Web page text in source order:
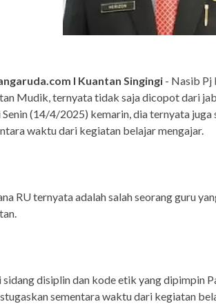
I Kuantan Singingi - Nasib Pj
Mudik, ternyata tidak saja dicopot dari
Senin (14/4/2025) kemarin, dia ternyata
waktu dari kegiatan belajar mengajar.
RU ternyata adalah salah seorang guru
sidang disiplin dan kode etik yang dipimpin
sementara waktu dari kegiatan